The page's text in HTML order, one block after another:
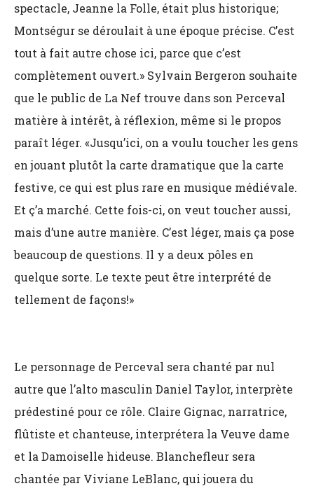
spectacle, Jeanne la Folle, était plus historique;
Montségur se déroulait à une époque précise. C’est
tout à fait autre chose ici, parce que c’est
complètement ouvert.» Sylvain Bergeron souhaite
que le public de La Nef trouve dans son Perceval
matière à intérêt, à réflexion, même si le propos
paraît léger. «Jusqu’ici, on a voulu toucher les gens
en jouant plutôt la carte dramatique que la carte
festive, ce qui est plus rare en musique médiévale.
Et ç’a marché. Cette fois-ci, on veut toucher aussi,
mais d’une autre manière. C’est léger, mais ça pose
beaucoup de questions. Il y a deux pôles en
quelque sorte. Le texte peut être interprété de
tellement de façons!»
Le personnage de Perceval sera chanté par nul
autre que l’alto masculin Daniel Taylor, interprète
prédestiné pour ce rôle. Claire Gignac, narratrice,
flûtiste et chanteuse, interprétera la Veuve dame
et la Damoiselle hideuse. Blanchefleur sera
chantée par Viviane LeBlanc, qui jouera du